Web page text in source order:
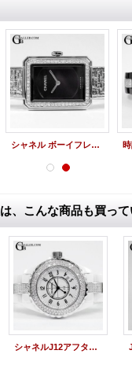
シャネル ボーイフレンド ツイード H4876 アフターダイヤ CHANEL レディース時計
、こんな商品も買っ
シャネルJ12アフターダイヤ 33mm フルダイヤモンド CHANEL H0968